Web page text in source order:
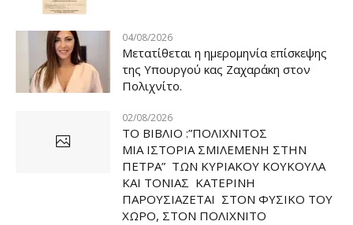
04/08/2026
Μετατίθεται η ημερομηνία επίσκεψης
της Υπουργού κας Ζαχαράκη στον
Πολιχνίτο.
02/08/2026
ΤΟ ΒΙΒΛΙΟ :”ΠΟΛΙΧΝΙΤΟΣ
ΜΙΑ ΙΣΤΟΡΙΑ ΣΜΙΛΕΜΕΝΗ ΣΤΗΝ
ΠΕΤΡΑ” ΤΩΝ ΚΥΡΙΑΚΟΥ ΚΟΥΚΟΥΛΑ
ΚΑΙ ΤΟΝΙΑΣ ΚΑΤΕΡΙΝΗ
ΠΑΡΟΥΣΙΑΖΕΤΑΙ ΣΤΟΝ ΦΥΣΙΚΟ ΤOY
ΧΩΡΟ, ΣΤΟΝ ΠΟΛΙΧΝΙΤΟ